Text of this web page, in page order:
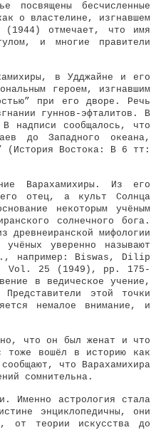
посвящены бесчисленные
о властелине, изгнавшем
(1944) отмечает, что имя
и многие правители
в Удджайне и его
героем, изгнавшим
при его дворе. Речь
гуннов-эфталитов. В
надписи сообщалось, что
до Западного океана,
(История Востока: В 6 тт:
Варахамихиры. Из его
его отец, а культ Солнца
некоторым учёным
солнечного бога.
мифологии
уверенно называют
например: Biswas, Dilip
Vol. 25 (1949), pp. 175-
в ведическое учение,
этой точки
немалое внимание, и
что он был женат и что
тоже вошёл в историю как
что Варахамихира
сомнительна.
Именно астрология стала
энциклопедичны, они
от теории искусства до